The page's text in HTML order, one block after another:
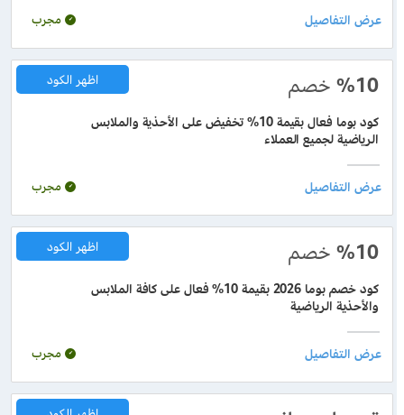
مجرب
%10 خصم
كود بوما فعال بقيمة 10% تخفيض على الأحذية والملابس
الرياضية لجميع العملاء
اظهر الكود
مجرب
%10 خصم
كود خصم بوما 2026 بقيمة 10% فعال على كافة الملابس
والأحذية الرياضية
اظهر الكود
مجرب